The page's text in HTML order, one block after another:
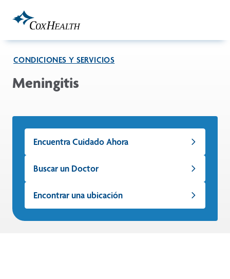
CONDICIONES Y SERVICIOS
Meningitis
Encuentra Cuidado Ahora
Buscar un Doctor
Encontrar una ubicación